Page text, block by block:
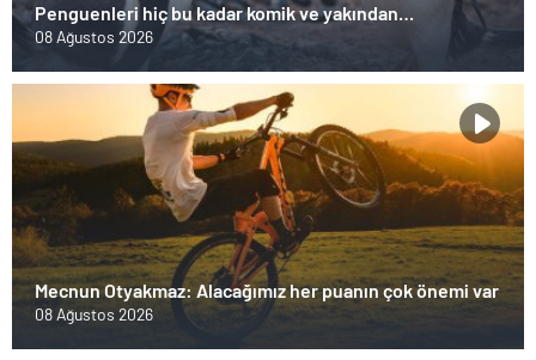
Penguenleri hiç bu kadar komik ve yakından
görmemiştiniz
08 Ağustos 2026
Mecnun Otyakmaz: Alacağımız her puanın çok önemi var
08 Ağustos 2026